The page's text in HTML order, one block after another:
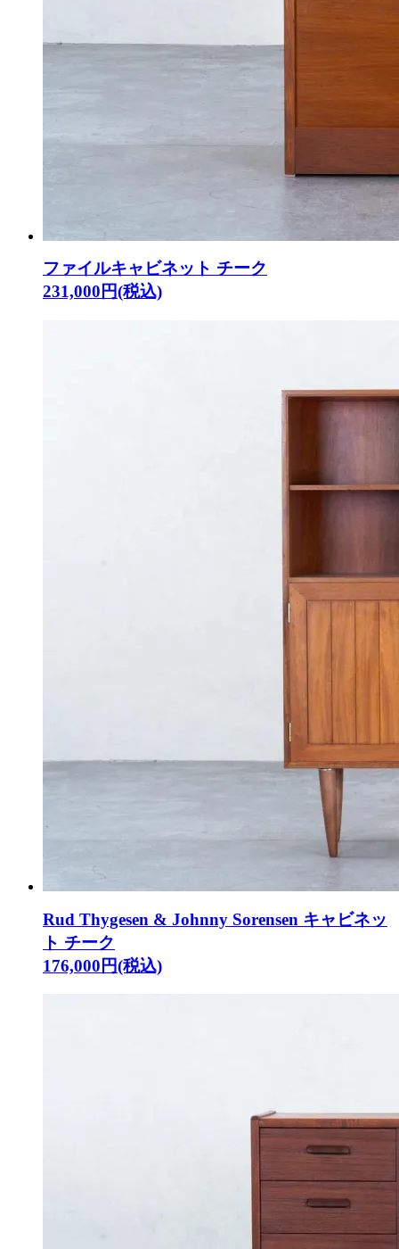
ファイルキャビネット チーク
231,000円(税込)
Rud Thygesen & Johnny Sorensen キャビネッ
ト チーク
176,000円(税込)